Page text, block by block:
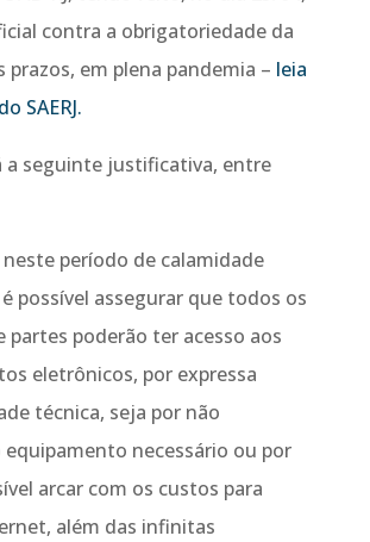
contra a obrigatoriedade da
prazos, em plena pandemia – leia
SAERJ.
a seguinte justificativa, entre
neste período de calamidade
possível assegurar que todos os
partes poderão ter acesso aos
eletrônicos, por expressa
técnica, seja por não
equipamento necessário ou por
arcar com os custos para
além das infinitas